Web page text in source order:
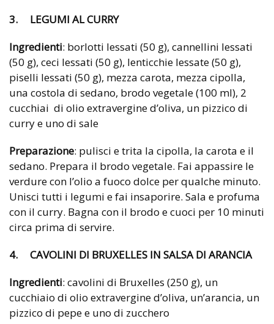
3. LEGUMI AL CURRY
Ingredienti: borlotti lessati (50 g), cannellini lessati
(50 g), ceci lessati (50 g), lenticchie lessate (50 g),
piselli lessati (50 g), mezza carota, mezza cipolla,
una costola di sedano, brodo vegetale (100 ml), 2
cucchiai di olio extravergine d’oliva, un pizzico di
curry e uno di sale
Preparazione: pulisci e trita la cipolla, la carota e il
sedano. Prepara il brodo vegetale. Fai appassire le
verdure con l’olio a fuoco dolce per qualche minuto.
Unisci tutti i legumi e fai insaporire. Sala e profuma
con il curry. Bagna con il brodo e cuoci per 10 minuti
circa prima di servire.
4. CAVOLINI DI BRUXELLES IN SALSA DI ARANCIA
Ingredienti: cavolini di Bruxelles (250 g), un
cucchiaio di olio extravergine d’oliva, un’arancia, un
pizzico di pepe e uno di zucchero